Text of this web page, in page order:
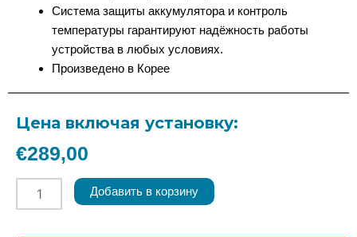
Система защиты аккумулятора и контроль
температуры гарантируют надёжность работы
устройства в любых условиях.
Произведено в Корее
Цена включая установку:
€289,00
Количество
товара
FineVu
Добавить в корзину